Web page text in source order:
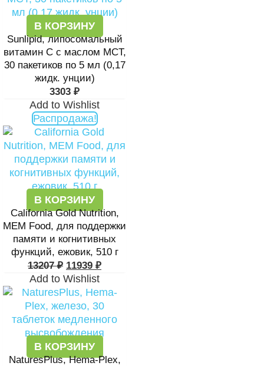
В КОРЗИНУ
Sunlipid, липосомальный
витамин C с маслом MCT,
30 пакетиков по 5 мл (0,17
жидк. унции)
3303 ₽
Add to Wishlist
Распродажа!
В КОРЗИНУ
California Gold Nutrition,
MEM Food, для поддержки
памяти и когнитивных
функций, ежовик, 510 г
13207₽ 11939 ₽
Add to Wishlist
В КОРЗИНУ
NaturesPlus, Hema-Plex,